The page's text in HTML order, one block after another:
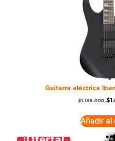
Guitarra eléctrica
$1.139.000 $
Añadir al